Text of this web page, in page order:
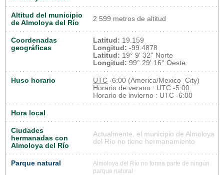
Altitud del municipio
de Almoloya del Río
2 599 metros de altitud
Coordenadas
geográficas
Latitud: 19.159
Longitud: -99.4878
Latitud: 19° 9' 32'' Norte
Longitud: 99° 29' 16'' Oeste
Huso horario UTC -6:00 (America/Mexico_City)
Horario de verano : UTC -5:00
Horario de invierno : UTC -6:00
Hora local
Ciudades
hermanadas con
Almoloya del Río
Actualmente, el municipio de Almoloya
del Río no tiene hermanamiento
Parque natural
Almoloya del Río no forma parte de ningún
parque natural